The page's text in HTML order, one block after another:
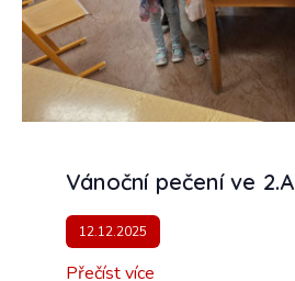
Vánoční pečení ve 2.A
12.12.2025
Přečíst více